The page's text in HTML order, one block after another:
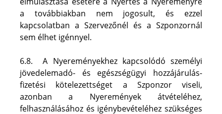
a továbbiakban nem jogosult, és ezzel
kapcsolatban a Szervezőnél és a Szponzornál
sem élhet igénnyel.
6.8.  A Nyereményekhez kapcsolódó személyi
jövedelemadó- és egészségügyi hozzájárulás-
fizetési kötelezettséget a Szponzor viseli,
azonban a Nyeremények átvételéhez,
felhasználásához és igénybevételéhez szükséges